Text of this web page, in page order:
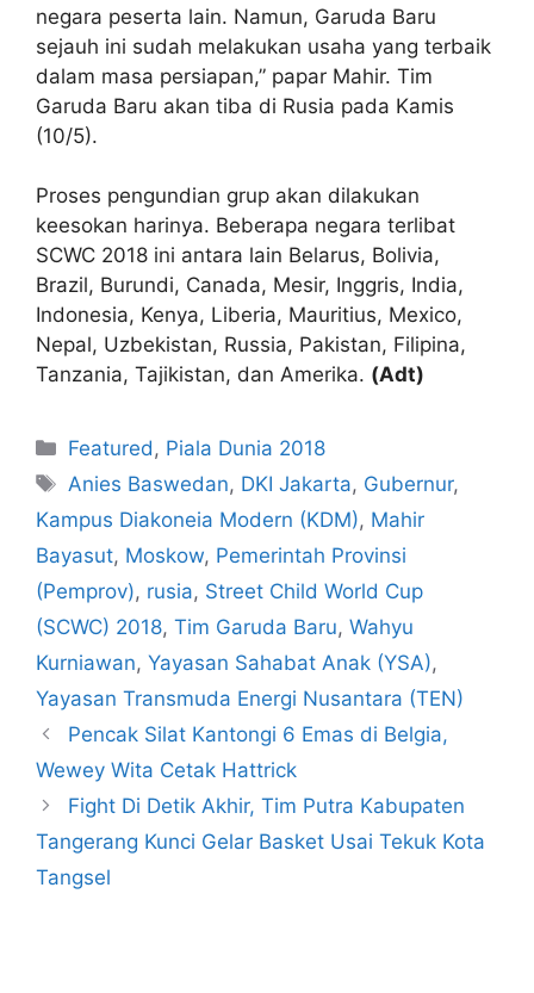
negara peserta lain. Namun, Garuda Baru
sejauh ini sudah melakukan usaha yang terbaik
dalam masa persiapan,” papar Mahir. Tim
Garuda Baru akan tiba di Rusia pada Kamis
(10/5).
Proses pengundian grup akan dilakukan
keesokan harinya. Beberapa negara terlibat
SCWC 2018 ini antara lain Belarus, Bolivia,
Brazil, Burundi, Canada, Mesir, Inggris, India,
Indonesia, Kenya, Liberia, Mauritius, Mexico,
Nepal, Uzbekistan, Russia, Pakistan, Filipina,
Tanzania, Tajikistan, dan Amerika. (Adt)
Featured, Piala Dunia 2018
Anies Baswedan, DKI Jakarta, Gubernur,
Kampus Diakoneia Modern (KDM), Mahir
Bayasut, Moskow, Pemerintah Provinsi
(Pemprov), rusia, Street Child World Cup
(SCWC) 2018, Tim Garuda Baru, Wahyu
Kurniawan, Yayasan Sahabat Anak (YSA),
Yayasan Transmuda Energi Nusantara (TEN)
Pencak Silat Kantongi 6 Emas di Belgia,
Wewey Wita Cetak Hattrick
Fight Di Detik Akhir, Tim Putra Kabupaten
Tangerang Kunci Gelar Basket Usai Tekuk Kota
Tangsel